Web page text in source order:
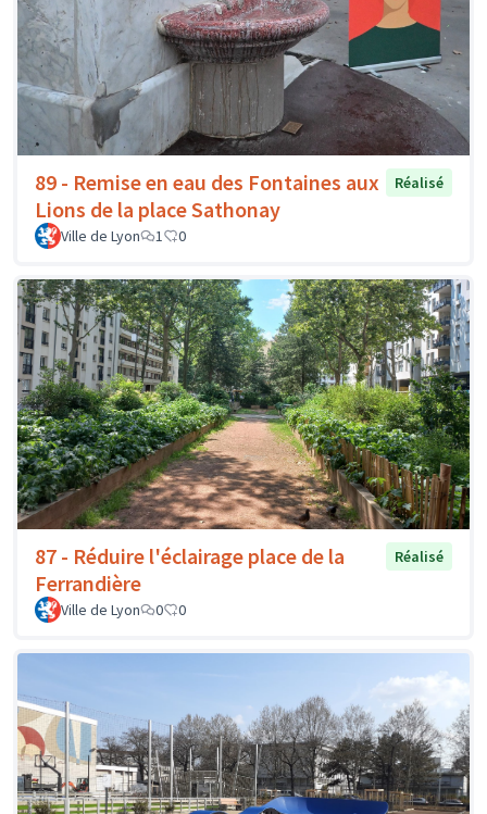
89 - Remise en eau des Fontaines aux
Lions de la place Sathonay
Réalisé
Ville de Lyon 1 0
87 - Réduire l'éclairage place de la
Ferrandière
Réalisé
Ville de Lyon 0 0